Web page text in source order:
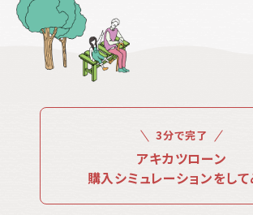
3分で完了
アキカツローン
購入シミュレーションをし